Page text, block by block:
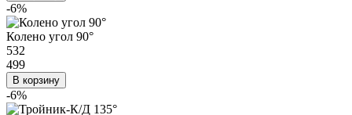
-6%
Колено угол 90°
532
499
В корзину
-6%